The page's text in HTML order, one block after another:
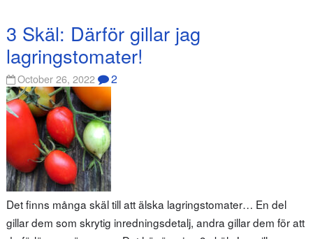
3 Skäl: Därför gillar jag
lagringstomater!
October 26, 2022 2
Det finns många skäl till att älska lagringstomater… En del
gillar dem som skrytig inredningsdetalj, andra gillar dem för att